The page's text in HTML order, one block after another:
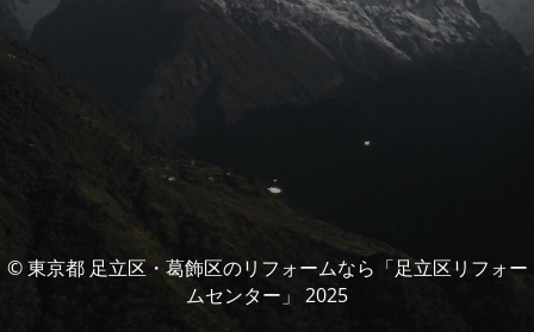
© 東京都 足立区・葛飾区のリフォームなら「足立区リフォー
ムセンター」 2025